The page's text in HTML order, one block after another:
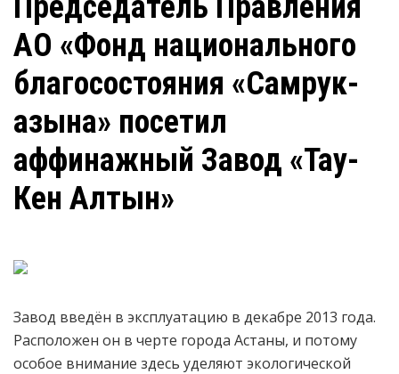
АО «Фонд национального
благосостояния «Самрук-
Қазына» посетил
аффинажный Завод «Тау-
Кен Алтын»
Завод введён в эксплуатацию в декабре 2013 года.
Расположен он в черте города Астаны, и потому
особое внимание здесь уделяют экологической